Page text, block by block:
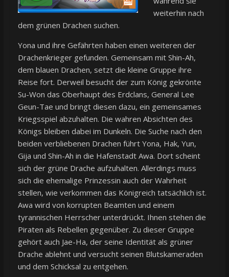
weiterhin nach
dem grünen Drachen suchen.
Yona und ihre Gefährten haben einen weiteren der
Drachenkrieger gefunden. Gemeinsam mit Shin-Ah,
dem blauen Drachen, setzt die kleine Gruppe ihre
Reise fort. Derweil besucht der zum König gekrönte
Su-Won das Oberhaupt des Erdclans, General Lee
Geun-Tae und bringt diesen dazu, ein gemeinsames
Kriegsspiel abzuhalten. Die wahren Absichten des
Königs bleiben dabei im Dunkeln. Die Suche nach den
beiden verbliebenen Drachen führt Yona, Hak, Yun,
Gija und Shin-Ah in die Hafenstadt Awa. Dort scheint
sich der grüne Drache aufzuhalten. Allerdings muss
sich die ehemalige Prinzessin auch der Wahrheit
stellen, wie verkommen das Königreich tatsächlich ist.
Awa wird von korrupten Beamten und einem
tyrannischen Herrscher unterdrückt. Ihnen stehen die
Piraten als Rebellen gegenüber. Zu dieser Gruppe
gehört auch Jae-Ha, der seine Identität als grüner
Drache ablehnt und versucht seinen Blutskameraden
und dem Schicksal zu entgehen.